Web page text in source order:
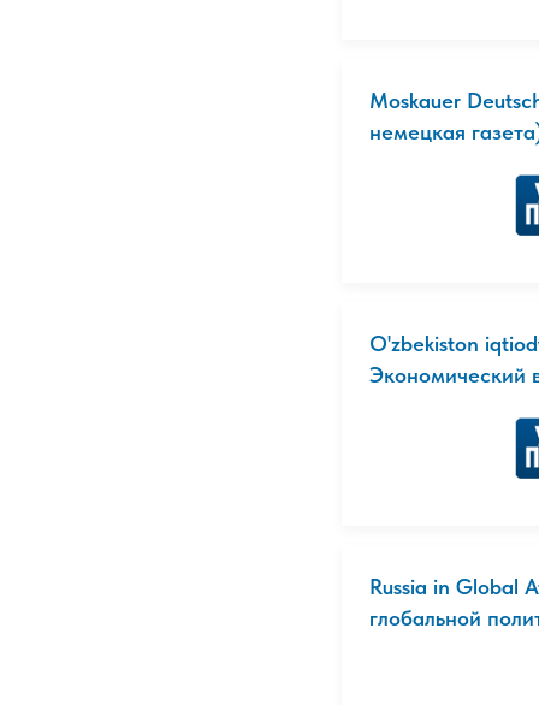
Moskauer
немецкая
O'zbekiston
Экономический
Russia in Global
глобальной